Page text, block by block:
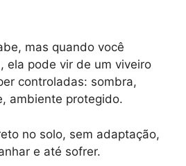
mas quando você
ela pode vir de um viveiro
controladas: sombra,
ambiente protegido.
no solo, sem adaptação,
e até sofrer.